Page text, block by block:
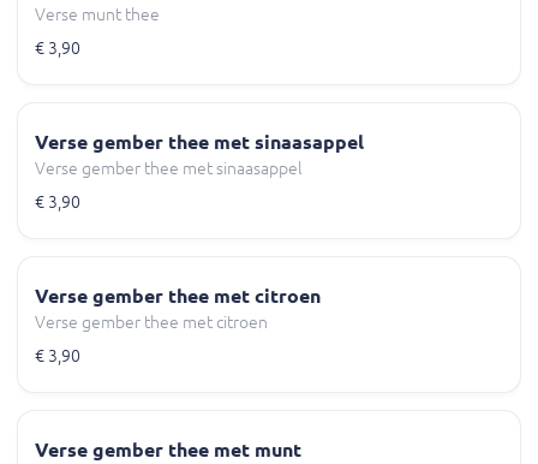
Verse munt thee
€ 3,90
Verse gember thee met sinaasappel
Verse gember thee met sinaasappel
€ 3,90
Verse gember thee met citroen
Verse gember thee met citroen
€ 3,90
Verse gember thee met munt